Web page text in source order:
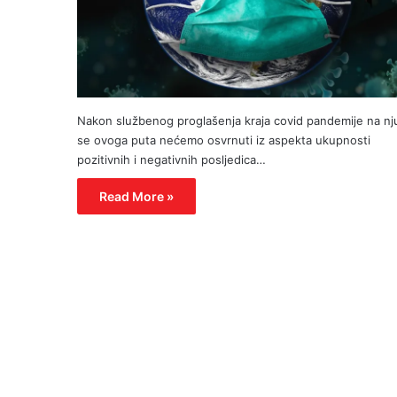
Nakon službenog proglašenja kraja covid pandemije na
se ovoga puta nećemo osvrnuti iz aspekta ukupnosti
pozitivnih i negativnih posljedica…
Read More »